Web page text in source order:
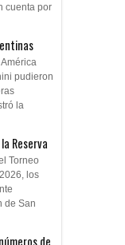
cuenta por
pudieron
la
Reserva
Torneo
los
de San